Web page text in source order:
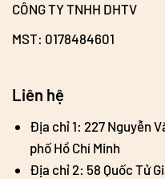
CÔNG TY TNHH DHTV
MST: 0178484601
Liên hệ
Địa chỉ 1: 227 Nguyễn
phố Hồ Chí Minh
Địa chỉ 2: 58 Quốc Tử